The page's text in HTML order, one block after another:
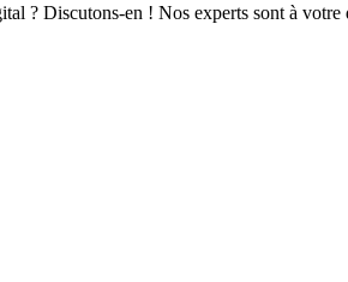
? Discutons-en ! Nos experts sont à